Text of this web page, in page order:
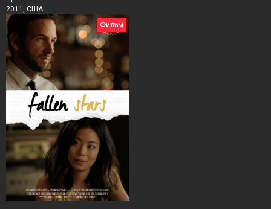
2011, США
Фильм